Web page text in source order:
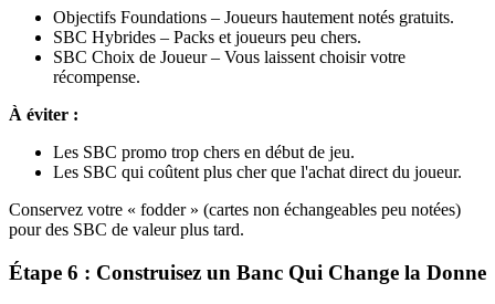
Objectifs Foundations – Joueurs hautement notés gratuits.
SBC Hybrides – Packs et joueurs peu chers.
SBC Choix de Joueur – Vous laissent choisir votre
récompense.
À éviter :
Les SBC promo trop chers en début de jeu.
Les SBC qui coûtent plus cher que l'achat direct du joueur.
Conservez votre « fodder » (cartes non échangeables peu notées)
pour des SBC de valeur plus tard.
Étape 6 : Construisez un Banc Qui Change la Donne